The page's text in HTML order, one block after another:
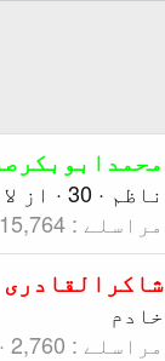
ناظم ·
· از
مراسلے
15,764
شاکرالقادری
خادم
مراسلے
2,760